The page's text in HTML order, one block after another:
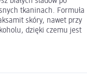
tkaninach. Formuła
skóry, nawet przy
dzięki czemu jest